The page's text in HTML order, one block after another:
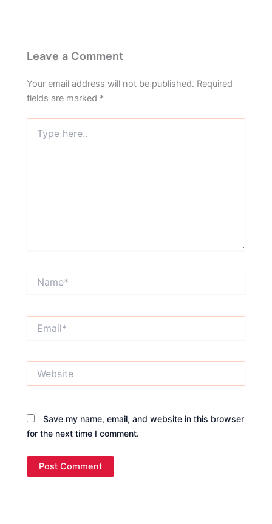
Leave a Comment
Your email address will not be published. Required
fields are marked *
here..
Save my name, email, and website in this browser
for the next time I comment.